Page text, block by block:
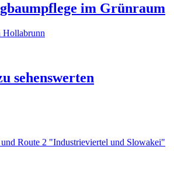
im Grünraum
Hollabrunn
sehenswerten
Route 2 "Industrieviertel und Slowakei"